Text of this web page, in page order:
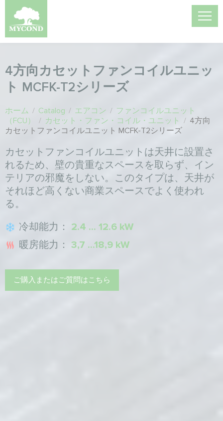
4方向カセットファンコイルユニッ
ト MCFK-T2シリーズ
ホーム / Catalog / エアコン / ファンコイルユニット
（FCU）
/ カセット・ファン・コイル・ユニット / 4方向
カセットファンコイルユニット MCFK-T2シリーズ
カセットファンコイルユニットは天井に設置さ
れるため、壁の貴重なスペースを取らず、イン
テリアの邪魔をしない。このタイプは、天井が
それほど高くない商業スペースでよく使われ
る。
冷却能力： 2.4 ... 12.6 kW
暖房能力： 3,7 ...18,9 kW
ご購入またはご質問はこちら